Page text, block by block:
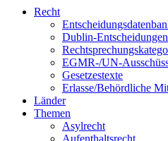
Recht
Dublin-Entscheidungen
EGMR-/UN-
Gesetzestexte
Erlasse/Behördliche
Länder
Themen
Asylrecht
Aufenthaltsrecht